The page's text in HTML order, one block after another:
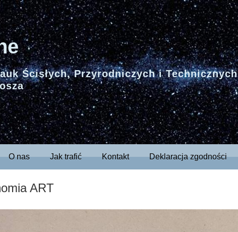
Ścisłych, Przyrodniczych i Technicznych
O nas Jak trafić Kontakt Deklaracja zgodności
ART